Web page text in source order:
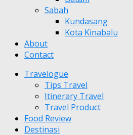
Sabah
Kundasang
Kota Kinabalu
About
Contact
Travelogue
Tips Travel
Itinerary Travel
Travel Product
Food Review
Destinasi